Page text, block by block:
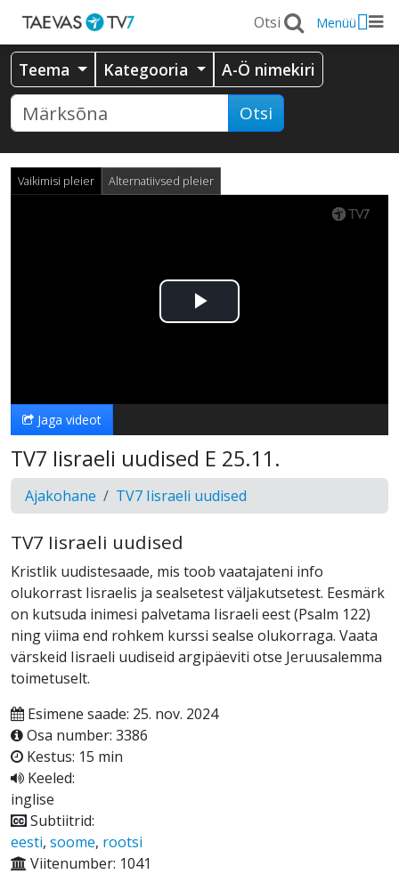
Menüü
Teema Kategooria A-Ö nimekiri
Otsi
Vaikimisi pleier Alternatiivsed pleier
Esita
Jaga videot
TV7 Iisraeli uudised E 25.11.
Ajakohane TV7 Iisraeli uudised
TV7 Iisraeli uudised
Kristlik uudistesaade, mis toob vaatajateni info
olukorrast Iisraelis ja sealsetest väljakutsetest. Eesmärk
on kutsuda inimesi palvetama Iisraeli eest (Psalm 122)
ning viima end rohkem kurssi sealse olukorraga. Vaata
värskeid Iisraeli uudiseid argipäeviti otse Jeruusalemma
toimetuselt.
Esimene saade: 25. nov. 2024
Osa number: 3386
Kestus: 15 min
Keeled:
inglise
Subtiitrid:
eesti, soome, rootsi
Viitenumber: 1041